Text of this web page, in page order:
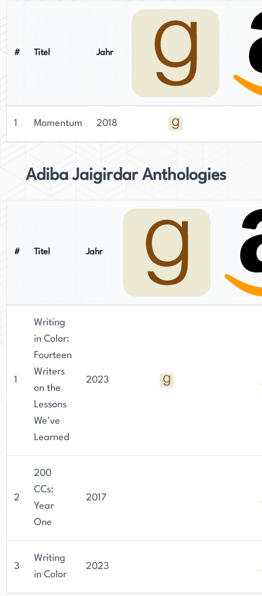
# Titel Jahr
1 Momentum 2018
Adiba Jaigirdar Anthologies
# Titel Jahr
1
Writing
in Color:
Fourteen
Writers
on the
Lessons
We've
Learned
2023
2
200
CCs:
Year
One
2017
3
Writing
in Color
2023